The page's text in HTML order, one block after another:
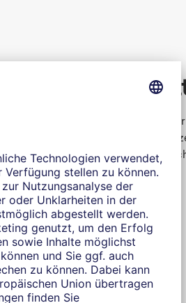
in Berlin
ich viele Jahre Erfahrung in
Anliegen sind Sie bei mir
oder vereinbaren Sie ganz